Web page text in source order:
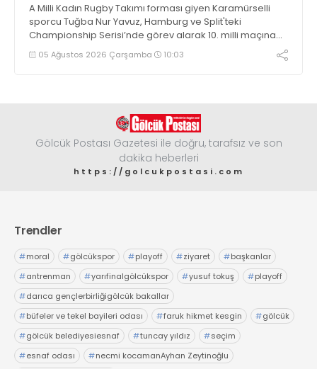
A Milli Kadın Rugby Takımı forması giyen Karamürselli
sporcu Tuğba Nur Yavuz, Hamburg ve Split'teki
Championship Serisi’nde görev alarak 10. milli maçına
çıkma eşiğini geride bıraktı
05 Ağustos 2026 Çarşamba 10:03
Gölcük Postası Gazetesi ile doğru, tarafsız ve son
dakika heberleri
https://golcukpostasi.com
Trendler
#moral #gölcükspor #playoff #ziyaret #başkanlar
#antrenman #yarıfinalgölcükspor #yusuf tokuş #playoff
#darıca gençlerbirliğigölcük bakallar
#büfeler ve tekel bayileri odası #faruk hikmet kesgin #gölcük
#gölcük belediyesiesnaf #tuncay yıldız #seçim
#esnaf odası #necmi kocamanAyhan Zeytinoğlu